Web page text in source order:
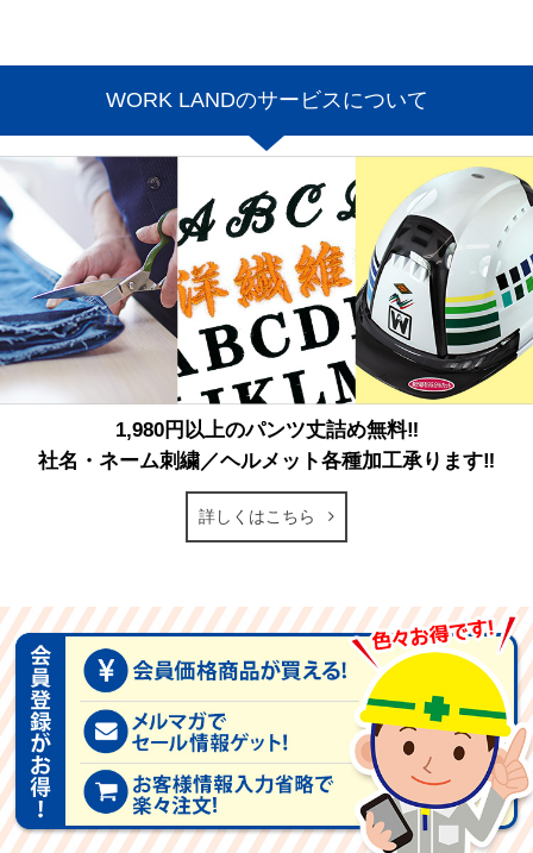
WORK LANDのサービスについて
1,980円以上のパンツ丈詰め無料‼
社名・ネーム刺繍／ヘルメット各種加工承ります‼
詳しくはこちら